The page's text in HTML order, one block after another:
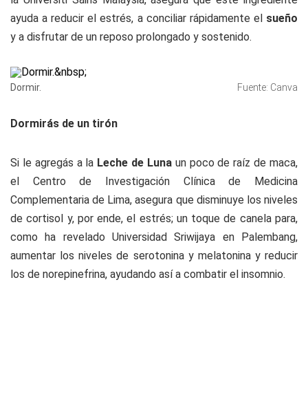
ayuda a reducir el estrés, a conciliar rápidamente el sueño
y a disfrutar de un reposo prolongado y sostenido.
Dormir. Fuente: Canva
Dormirás de un tirón
Si le agregás a la Leche de Luna un poco de raíz de maca,
el Centro de Investigación Clínica de Medicina
Complementaria de Lima, asegura que disminuye los niveles
de cortisol y, por ende, el estrés; un toque de canela para,
como ha revelado Universidad Sriwijaya en Palembang,
aumentar los niveles de serotonina y melatonina y reducir
los de norepinefrina, ayudando así a combatir el insomnio.